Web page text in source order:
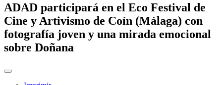
ADAD participará en el Eco Festival de
Cine y Artivismo de Coín (Málaga) con
fotografía joven y una mirada emocional
sobre Doñana